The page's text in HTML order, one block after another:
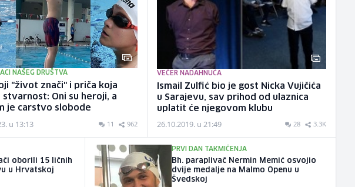
NAŠEG DRUŠTVA
"život znači" i priča koja
stvarnost: Oni su heroji, a
je carstvo slobode
u 13:13 11 962
VEČER NADAHNUĆA
Ismail Zulfić bio je gost Nicka Vujičića
u Sarajevu, sav prihod od ulaznica
uplatit će njegovom klubu
26.10.2019. u 21:49 28 3.3K
oborili 15 ličnih
u Hrvatskoj
PRVI DAN TAKMIČENJA
Bh. paraplivač Nermin Memić osvojio
dvije medalje na Malmo Openu u
Švedskoj